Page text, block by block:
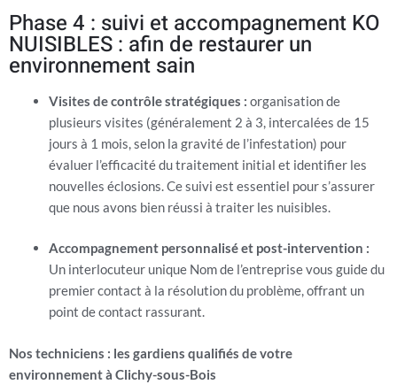
Phase 4 : suivi et accompagnement KO
NUISIBLES : afin de restaurer un
environnement sain
Visites de contrôle stratégiques : organisation de
plusieurs visites (généralement 2 à 3, intercalées de 15
jours à 1 mois, selon la gravité de l’infestation) pour
évaluer l’efficacité du traitement initial et identifier les
nouvelles éclosions. Ce suivi est essentiel pour s’assurer
que nous avons bien réussi à traiter les nuisibles.
Accompagnement personnalisé et post-intervention :
Un interlocuteur unique Nom de l’entreprise vous guide du
premier contact à la résolution du problème, offrant un
point de contact rassurant.
Nos techniciens : les gardiens qualifiés de votre
environnement à Clichy-sous-Bois